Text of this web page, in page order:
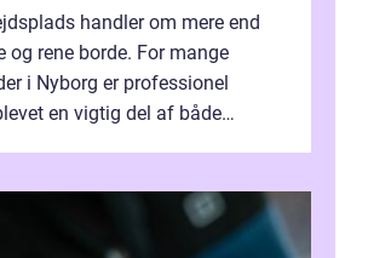
handler om mere end
og rene borde. For mange
i Nyborg er professionel
en vigtig del af både